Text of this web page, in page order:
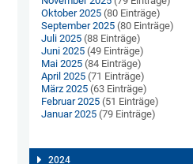
Oktober 2025 (80 Einträge)
September 2025 (80 Einträge)
Juli 2025 (88 Einträge)
Juni 2025 (49 Einträge)
Mai 2025 (84 Einträge)
April 2025 (71 Einträge)
März 2025 (63 Einträge)
Februar 2025 (51 Einträge)
Januar 2025 (79 Einträge)
2024